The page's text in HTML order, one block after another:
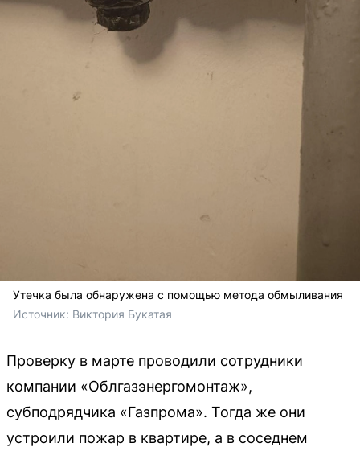
Утечка была обнаружена с помощью метода обмыливания
Источник: Виктория Букатая
Проверку в марте проводили сотрудники
компании «Облгазэнергомонтаж»,
субподрядчика «Газпрома». Тогда же они
устроили пожар в квартире, а в соседнем